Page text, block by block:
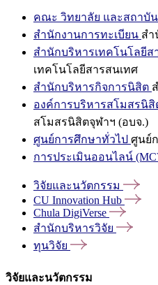
คณะ วิทยาลัย และสถาบัน
สำนักงานการทะเบียน สำ
สำนักบริหารเทคโนโลยีส
เทคโนโลยีสารสนเทศ
สำนักบริหารกิจการนิสิต
องค์การบริหารสโมสรนิสิ
สโมสรนิสิตจุฬาฯ (อบจ.)
ศูนย์การศึกษาทั่วไป ศูนย์
การประเมินออนไลน์
วิจัยและนวัตกรรม
CU Innovation Hub
Chula DigiVerse
สำนักบริหารวิจัย
ทุนวิจัย
วิจัยและนวัตกรรม